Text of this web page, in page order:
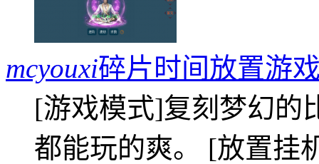
mcyouxi碎片时间放置游
[游戏模式]复刻梦幻的
都能玩的爽。 [放置挂